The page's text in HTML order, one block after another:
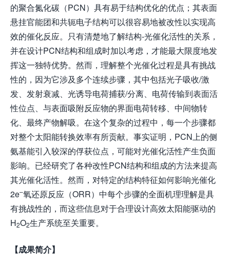
的聚合氮化碳（PCN）具有易于结构优化的优点；其表面
悬挂官能团和共轭电子结构可以很容易地被改性以实现高
效的催化反应。只有清楚地了解结构-光催化活性的关系，
并在设计PCN结构和组成时加以考虑，才能最大限度地发
挥这一独特优势。然而，理解整个光催化过程是具有挑战
性的，因为它涉及多个连续步骤，其中包括光子吸收/激
发、发射衰减、光诱导电荷捕获/分离、电荷传输到表面活
性位点、与表面吸附反应物的界面电荷转移、中间物转
化、最终产物解吸。在这个复杂的过程中，每一个步骤都
对整个太阳能转换效率有所贡献。事实证明，PCN上的侧
氨基能引入较深的俘获位点，可能对光催化活性产生负面
影响。已经研究了各种改性PCN结构和组成的方法来提高
其光催化活性。然而，对特定的结构特征如何影响光催化
2e–氧还原反应（ORR）中每个步骤的全面机理理解是具
有挑战性的，而这些信息对于合理设计高效太阳能驱动的
H2O2生产系统至关重要。
【成果简介】